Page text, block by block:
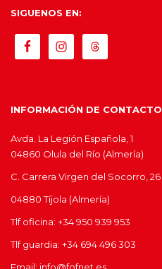
SIGUENOS EN:
INFORMACIÓN DE CONTACTO
Avda. La Legión Española, 1
04860 Olula del Río (Almería)
C. Carrera Virgen del Socorro, 26
04880 Tíjola (Almería)
Tlf oficina: +34 950 939 953
Tlf guardia: +34 694 496 303